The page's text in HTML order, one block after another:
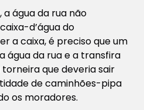
a água da rua não
d’água do
a caixa, é preciso que um
água da rua e a transfira
que deveria sair
de caminhões-pipa
os moradores.